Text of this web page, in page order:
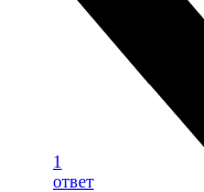
1
ответ